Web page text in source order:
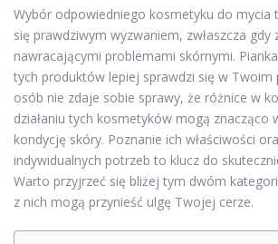
Wybór odpowiedniego kosmetyku do mycia
się prawdziwym wyzwaniem, zwłaszcza gdy
nawracającymi problemami skórnymi.
tych produktów lepiej sprawdzi się w Twoim
osób nie zdaje sobie sprawy, że różnice w
działaniu tych kosmetyków mogą znacząco
kondycję skóry. Poznanie ich właściwości
indywidualnych potrzeb to klucz do
Warto przyjrzeć się bliżej tym dwóm
z nich mogą przynieść ulgę Twojej cerze.